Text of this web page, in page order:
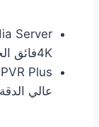
4Kفائق الجودة. تركيب ستلايت في راس الخيمة
عالي